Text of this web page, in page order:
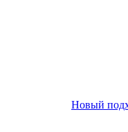
Новый